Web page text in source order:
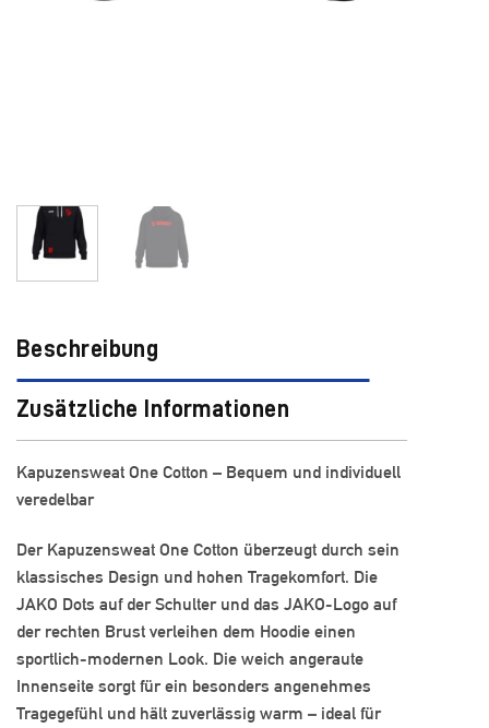
Beschreibung
Zusätzliche Informationen
Kapuzensweat One Cotton – Bequem und individuell
veredelbar
Der Kapuzensweat One Cotton überzeugt durch sein
klassisches Design und hohen Tragekomfort. Die
JAKO Dots auf der Schulter und das JAKO-Logo auf
der rechten Brust verleihen dem Hoodie einen
sportlich-modernen Look. Die weich angeraute
Innenseite sorgt für ein besonders angenehmes
Tragegefühl und hält zuverlässig warm – ideal für